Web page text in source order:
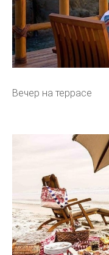
Вечер на террасе